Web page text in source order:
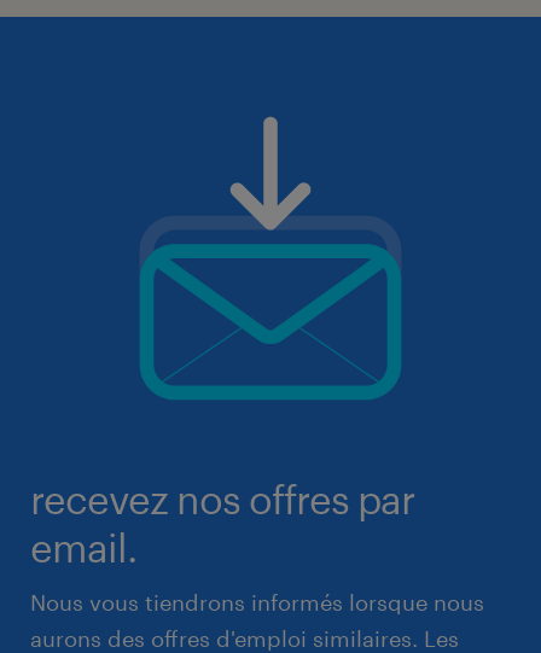
recevez nos offres par
email.
Nous vous tiendrons informés lorsque nous
aurons des offres d'emploi similaires. Les